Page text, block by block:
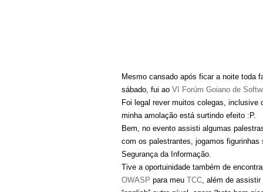
Mesmo cansado após ficar a noite toda
sábado, fui ao VI Forúm Goiano de
Foi legal rever muitos colegas, inclusive
minha amolação está surtindo efeito :P.
Bem, no evento assisti algumas
com os palestrantes, jogamos
Segurança da Informação.
Tive a oportuinidade também de
OWASP para meu TCC, além de